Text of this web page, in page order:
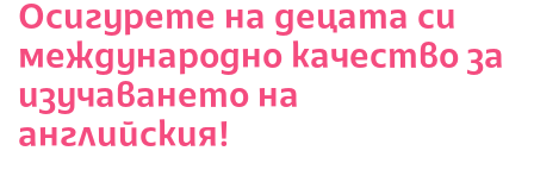
Осигурете на децата си
международно качество за
изучаването на
английския!